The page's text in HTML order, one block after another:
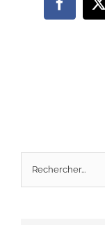
Facebook
X
Rechercher: